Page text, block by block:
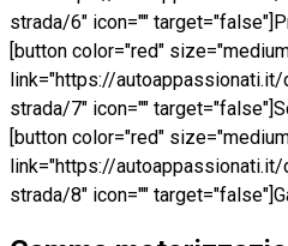
strada/6" icon=""
[button color="red"
link="https://
strada/7" icon=""
[button color="red"
link="https://
strada/8" icon=""